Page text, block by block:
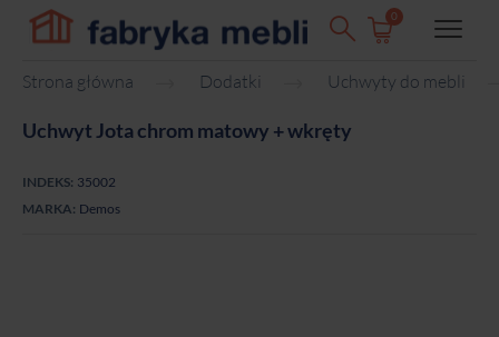
0
Strona główna Dodatki Uchwyty do mebli
Uchwyt Jota chrom matowy + wkręty
INDEKS: 35002
MARKA: Demos